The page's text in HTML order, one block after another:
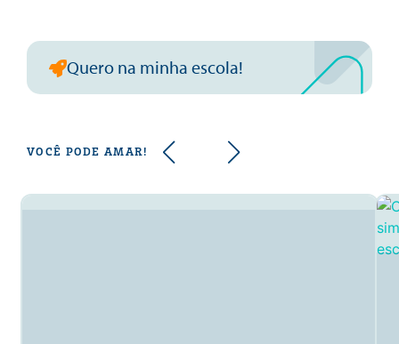
Quero na minha escola!
VOCÊ PODE AMAR!